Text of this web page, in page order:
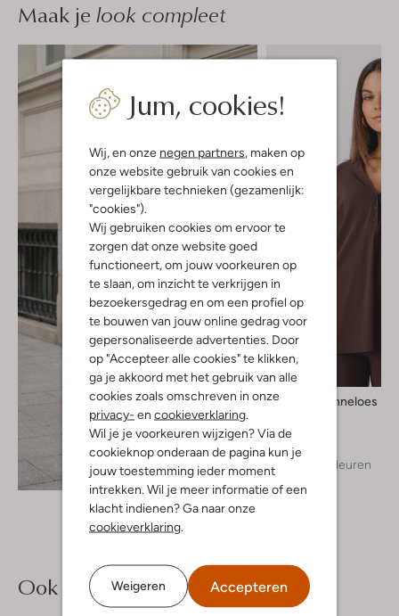
Jum, cookies!
Wij, en onze negen partners , maken op
onze website gebruik van cookies en
vergelijkbare technieken (gezamenlijk:
"cookies").
Wij gebruiken cookies om ervoor te
zorgen dat onze website goed
functioneert, om jouw voorkeuren op
te slaan, om inzicht te verkrijgen in
bezoekersgedrag en om een profiel op
te bouwen van jouw online gedrag voor
gepersonaliseerde advertenties. Door
op "Accepteer alle cookies" te klikken,
ga je akkoord met het gebruik van alle
cookies zoals omschreven in onze
privacy- en cookieverklaring
Wil je je voorkeuren wijzigen? Via de
cookieknop onderaan de pagina kun je
jouw toestemming ieder moment
intrekken. Wil je meer informatie of een
klacht indienen? Ga naar onze
cookieverklaring
Weigeren Accepteren
Maak je look compleet
Ontdek de look
Studio Anneloes
€ 99,95
+ meer kleuren
Ook iets voor jou?